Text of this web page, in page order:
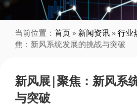
当前位置： 首页 » 新闻资讯 »行业
焦：新风系统发展的挑战与突破
新风展|聚焦：新风系
与突破